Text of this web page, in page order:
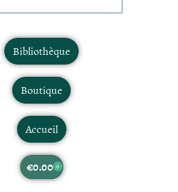
Bibliothèque
Boutique
Accueil
€0.00 0